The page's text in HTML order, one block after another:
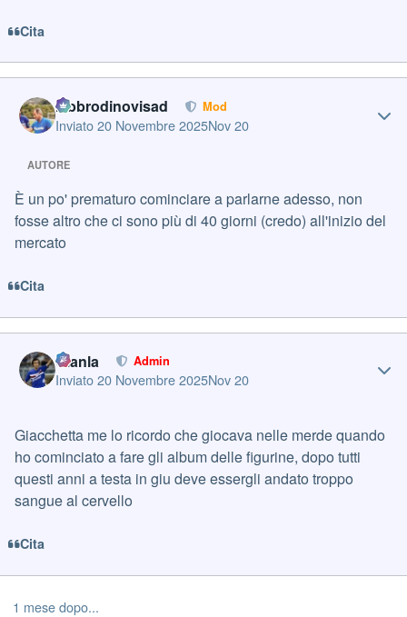
Cita
labbrodinovisad Mod
Inviato20 Novembre 2025Nov 20
AUTORE
È un po' prematuro cominciare a parlarne adesso, non
fosse altro che ci sono più di 40 giorni (credo) all'inizio del
mercato
Cita
Gianla Admin
Inviato20 Novembre 2025Nov 20
Giacchetta me lo ricordo che giocava nelle merde quando
ho cominciato a fare gli album delle figurine, dopo tutti
questi anni a testa in giu deve essergli andato troppo
sangue al cervello
Cita
1 mese dopo...